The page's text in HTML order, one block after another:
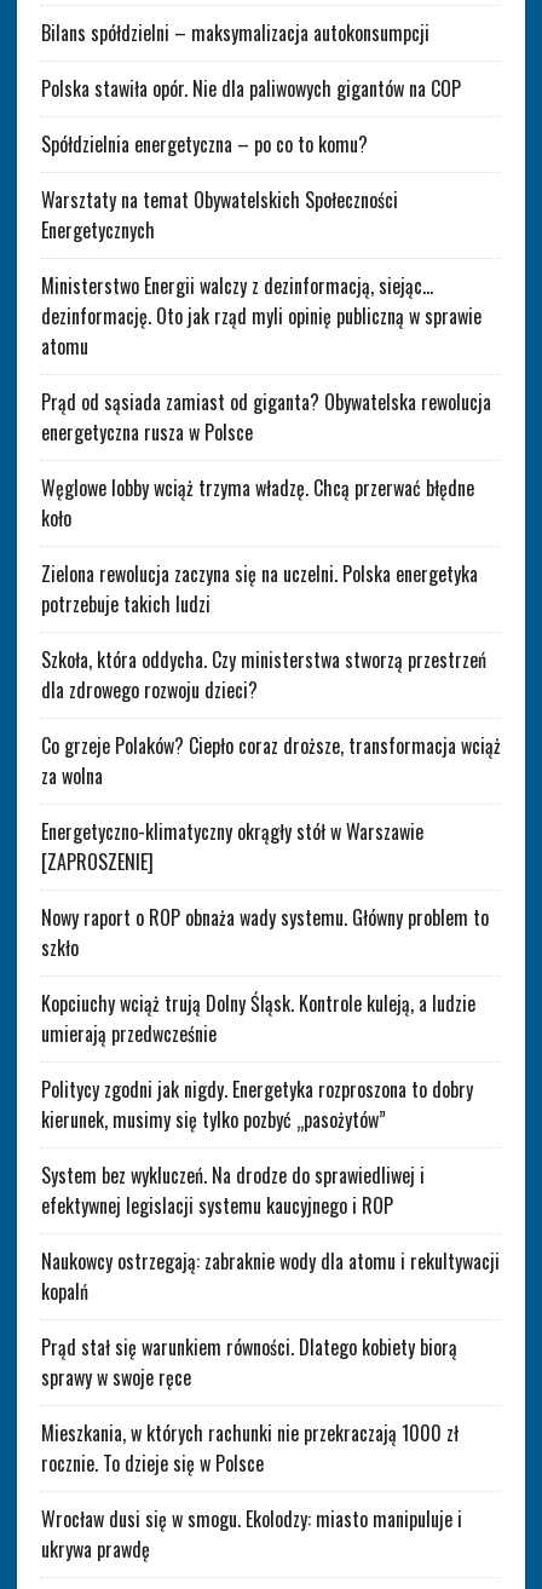
Bilans spółdzielni – maksymalizacja autokonsumpcji
Polska stawiła opór. Nie dla paliwowych gigantów na COP
Spółdzielnia energetyczna – po co to komu?
Warsztaty na temat Obywatelskich Społeczności
Energetycznych
Ministerstwo Energii walczy z dezinformacją, siejąc…
dezinformację. Oto jak rząd myli opinię publiczną w sprawie
atomu
Prąd od sąsiada zamiast od giganta? Obywatelska rewolucja
energetyczna rusza w Polsce
Węglowe lobby wciąż trzyma władzę. Chcą przerwać błędne
koło
Zielona rewolucja zaczyna się na uczelni. Polska energetyka
potrzebuje takich ludzi
Szkoła, która oddycha. Czy ministerstwa stworzą przestrzeń
dla zdrowego rozwoju dzieci?
Co grzeje Polaków? Ciepło coraz droższe, transformacja wciąż
za wolna
Energetyczno-klimatyczny okrągły stół w Warszawie
[ZAPROSZENIE]
Nowy raport o ROP obnaża wady systemu. Główny problem to
szkło
Kopciuchy wciąż trują Dolny Śląsk. Kontrole kuleją, a ludzie
umierają przedwcześnie
Politycy zgodni jak nigdy. Energetyka rozproszona to dobry
kierunek, musimy się tylko pozbyć „pasożytów”
System bez wykluczeń. Na drodze do sprawiedliwej i
efektywnej legislacji systemu kaucyjnego i ROP
Naukowcy ostrzegają: zabraknie wody dla atomu i rekultywacji
kopalń
Prąd stał się warunkiem równości. Dlatego kobiety biorą
sprawy w swoje ręce
Mieszkania, w których rachunki nie przekraczają 1000 zł
rocznie. To dzieje się w Polsce
Wrocław dusi się w smogu. Ekolodzy: miasto manipuluje i
ukrywa prawdę